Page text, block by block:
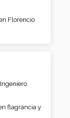
Florencio
flagrancia y